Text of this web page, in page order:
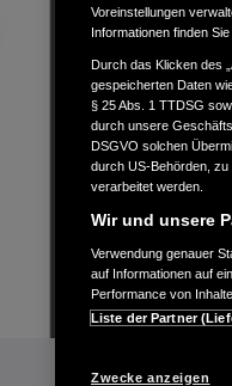
Voreinstellungen
Informationen finden
Durch das Klicken des
gespeicherten Daten
§ 25 Abs. 1 TTDSG
durch unsere
DSGVO solchen
durch US-Behörden,
verarbeitet werden.
Wir und unsere
Verwendung genauer
auf Informationen auf
Performance von
Liste der Partner
Zwecke anzeigen